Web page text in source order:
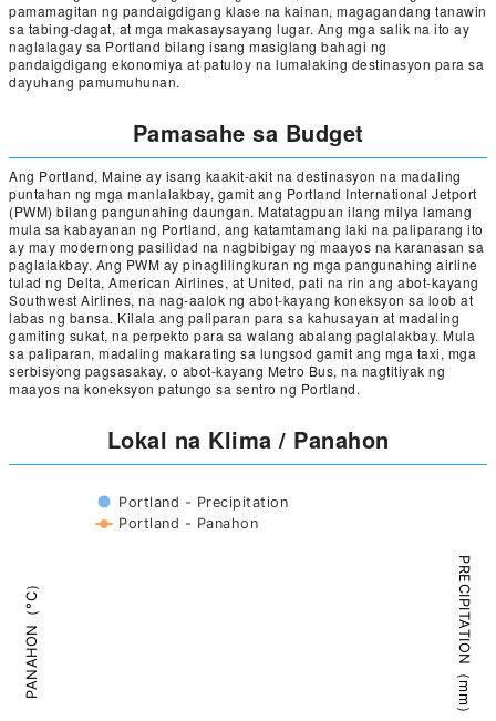
pamamagitan ng pandaigdigang klase na kainan, magagandang tanawin
sa tabing-dagat, at mga makasaysayang lugar. Ang mga salik na ito ay
naglalagay sa Portland bilang isang masiglang bahagi ng
pandaigdigang ekonomiya at patuloy na lumalaking destinasyon para sa
dayuhang pamumuhunan.
Pamasahe sa Budget
Ang Portland, Maine ay isang kaakit-akit na destinasyon na madaling
puntahan ng mga manlalakbay, gamit ang Portland International Jetport
(PWM) bilang pangunahing daungan. Matatagpuan ilang milya lamang
mula sa kabayanan ng Portland, ang katamtamang laki na paliparang ito
ay may modernong pasilidad na nagbibigay ng maayos na karanasan sa
paglalakbay. Ang PWM ay pinaglilingkuran ng mga pangunahing airline
tulad ng Delta, American Airlines, at United, pati na rin ang abot-kayang
Southwest Airlines, na nag-aalok ng abot-kayang koneksyon sa loob at
labas ng bansa. Kilala ang paliparan para sa kahusayan at madaling
gamiting sukat, na perpekto para sa walang abalang paglalakbay. Mula
sa paliparan, madaling makarating sa lungsod gamit ang mga taxi, mga
serbisyong pagsasakay, o abot-kayang Metro Bus, na nagtitiyak ng
maayos na koneksyon patungo sa sentro ng Portland.
Lokal na Klima / Panahon
PANAHON（°C） PRECIPITATION（mm）
Portland - Precipitation
Portland - Panahon